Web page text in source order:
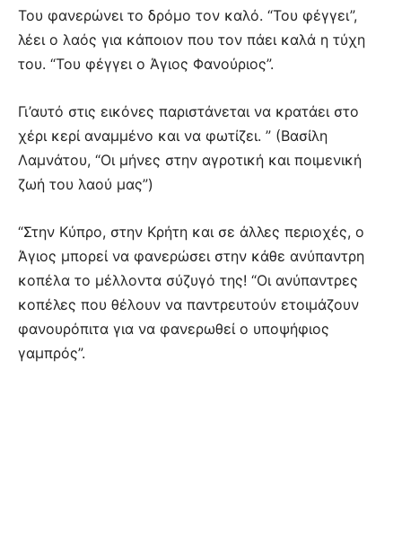
Του φανερώνει το δρόμο τον καλό. “Του φέγγει”,
λέει ο λαός για κάποιον που τον πάει καλά η τύχη
του. “Του φέγγει ο Άγιος Φανούριος”.
Γι’αυτό στις εικόνες παριστάνεται να κρατάει στο
χέρι κερί αναμμένο και να φωτίζει. ” (Βασίλη
Λαμνάτου, “Οι μήνες στην αγροτική και ποιμενική
ζωή του λαού μας”)
“Στην Κύπρο, στην Κρήτη και σε άλλες περιοχές, ο
Άγιος μπορεί να φανερώσει στην κάθε ανύπαντρη
κοπέλα το μέλλοντα σύζυγό της! “Οι ανύπαντρες
κοπέλες που θέλουν να παντρευτούν ετοιμάζουν
φανουρόπιτα για να φανερωθεί ο υποψήφιος
γαμπρός”.